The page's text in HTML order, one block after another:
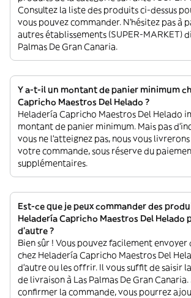
Consultez la liste des produits ci-dessus
vous pouvez commander. N'hésitez pas à
autres établissements (SUPER-MARKET)
Palmas De Gran Canaria.
Y a-t-il un montant de panier minimum
Capricho Maestros Del Helado ?
Heladería Capricho Maestros Del Helado
montant de panier minimum. Mais pas
vous ne l'atteignez pas, nous vous
votre commande, sous réserve du
supplémentaires.
Est-ce que je peux commander des
Heladería Capricho Maestros Del Helado
d'autre ?
Bien sûr ! Vous pouvez facilement
chez Heladería Capricho Maestros Del
d'autre ou les offrir. Il vous suffit de saisir
de livraison à Las Palmas De Gran
confirmer la commande, vous pourrez